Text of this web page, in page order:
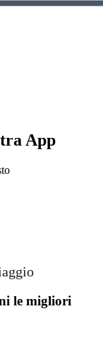
App
le migliori